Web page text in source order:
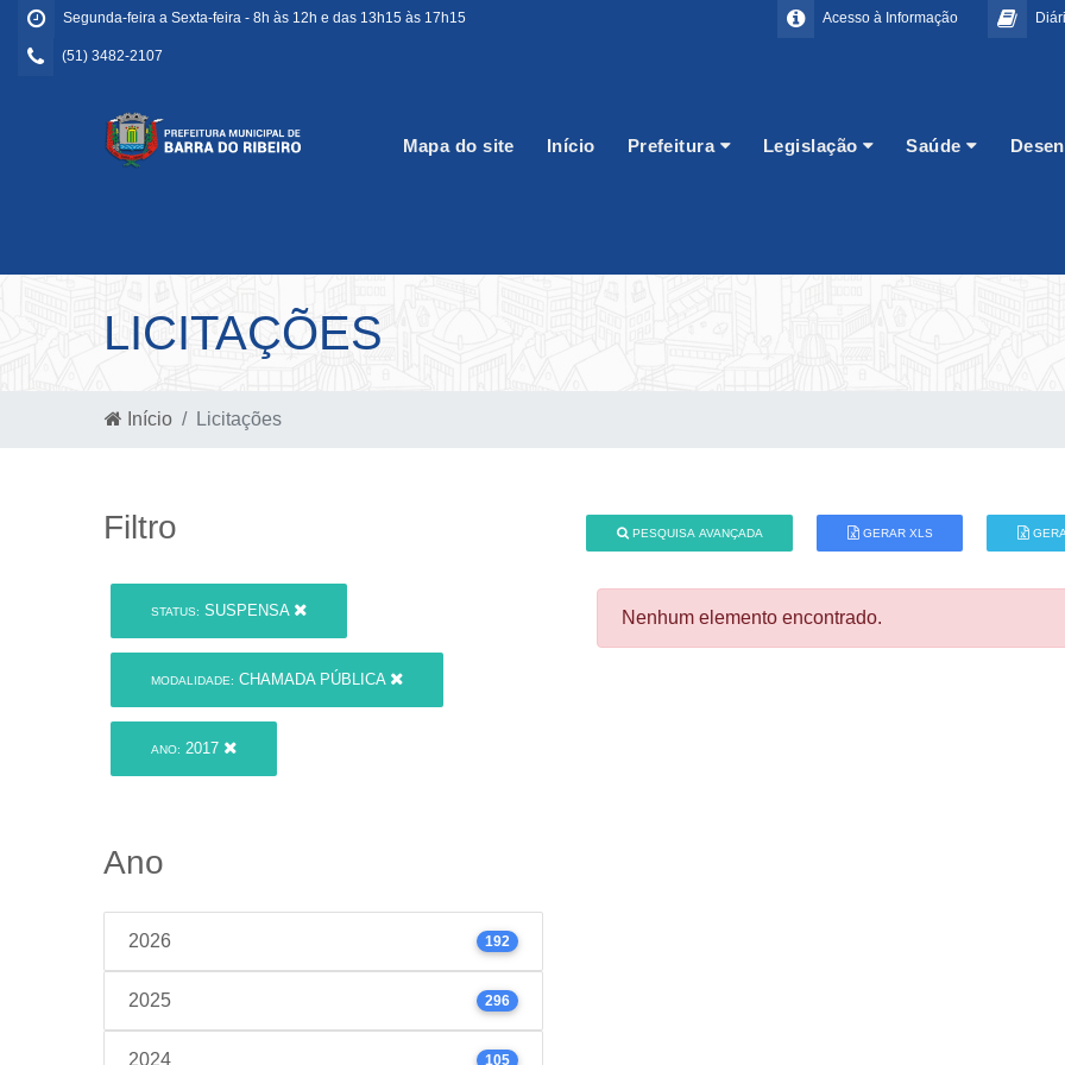
Segunda-feira a Sexta-feira - 8h às 12h e das 13h15 às 17h15
(51) 3482-2107
Acesso à Informação
Mapa do site Início Prefeitura Legislação Saúde
LICITAÇÕES
Início Licitações
Filtro
STATUS: SUSPENSA
MODALIDADE: CHAMADA PÚBLICA
ANO: 2017
Ano
2026 192
2025 296
2024 105
PESQUISA AVANÇADA GERAR XLS
Nenhum elemento encontrado.